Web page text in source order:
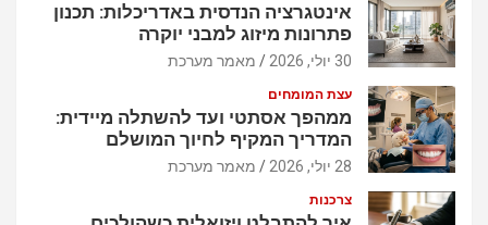
אינטגרציה הנדסית באדריכלות: תכנון
פתרונות מיזוג למבני יוקרה
30 יולי, 2026 מאמר מערכת
עצת המומחים
ממהפך אסתטי ועד להשתלה מיידית:
המדריך המקיף לחיוך המושלם
28 יולי, 2026 מאמר מערכת
צרכנות